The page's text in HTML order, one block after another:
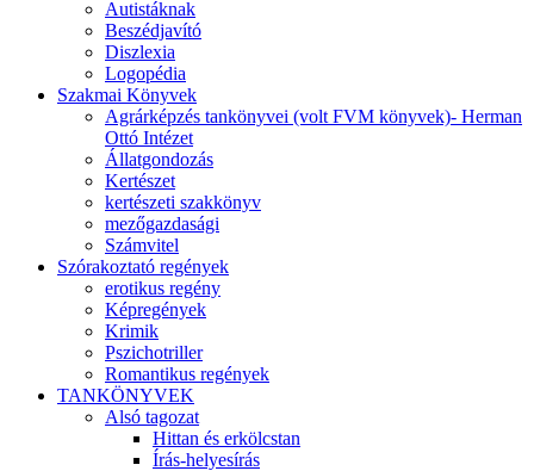
Autistáknak
Beszédjavító
Diszlexia
Logopédia
Szakmai Könyvek
Agrárképzés tankönyvei (volt FVM könyvek)- Herman
Ottó Intézet
Állatgondozás
Kertészet
kertészeti szakkönyv
mezőgazdasági
Számvitel
Szórakoztató regények
erotikus regény
Képregények
Krimik
Pszichotriller
Romantikus regények
TANKÖNYVEK
Alsó tagozat
Hittan és erkölcstan
Írás-helyesírás